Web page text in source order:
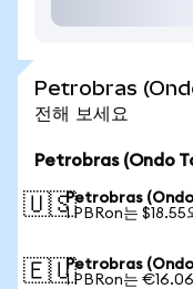
Petrobras
전해 보세요
Petrobras (Ondo
🇺🇸Petrobras (Ondo
1 PBRon는 $18.55
🇪🇺Petrobras
1 PBRon는